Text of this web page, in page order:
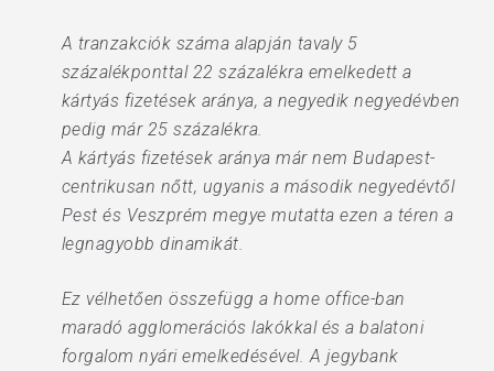
A tranzakciók száma alapján tavaly 5
százalékponttal 22 százalékra emelkedett a
kártyás fizetések aránya, a negyedik negyedévben
pedig már 25 százalékra.
A kártyás fizetések aránya már nem Budapest-
centrikusan nőtt, ugyanis a második negyedévtől
Pest és Veszprém megye mutatta ezen a téren a
legnagyobb dinamikát.
Ez vélhetően összefügg a home office-ban
maradó agglomerációs lakókkal és a balatoni
forgalom nyári emelkedésével. A jegybank